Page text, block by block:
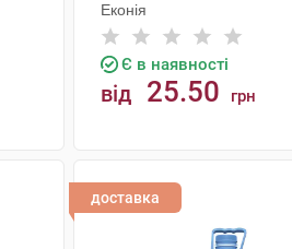
Еконія
Є в наявності
від 25.50 грн
доставка